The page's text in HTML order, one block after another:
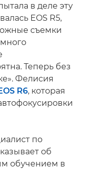
в деле эту
EOS R5,
съемки
Теперь без
Фелисия
R6, которая
по
об
обучением в